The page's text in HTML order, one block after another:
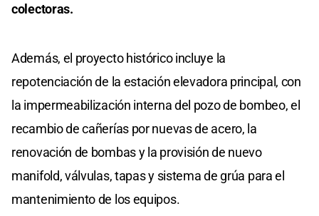
colectoras.
Además, el proyecto histórico incluye la
repotenciación de la estación elevadora principal, con
la impermeabilización interna del pozo de bombeo, el
recambio de cañerías por nuevas de acero, la
renovación de bombas y la provisión de nuevo
manifold, válvulas, tapas y sistema de grúa para el
mantenimiento de los equipos.